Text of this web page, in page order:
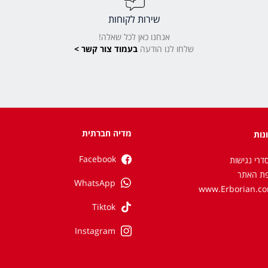
שירות לקוחות
אנחנו כאן לכל שאלה!
שלחו לנו הודעה בעמוד צור קשר >
נגישות
האתר
מדיה חברתית
Facebook
Instagram
WhatsApp
Tiktok